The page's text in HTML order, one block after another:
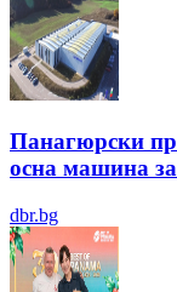
Панагюрски
осна машина
dbr.bg